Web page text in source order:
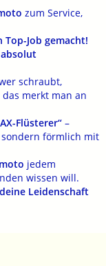
zum Service,
Top-Job gemacht!
schraubt,
das merkt man an
Flüsterer“ –
förmlich mit
jedem
wissen will.
Leidenschaft